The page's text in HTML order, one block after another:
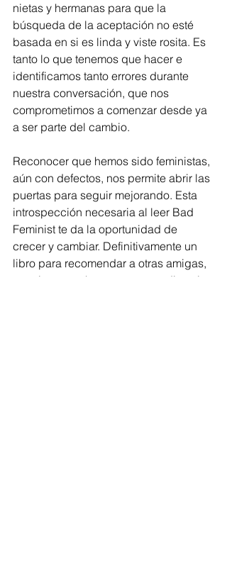
nietas y hermanas para que la
búsqueda de la aceptación no esté
basada en si es linda y viste rosita. Es
tanto lo que tenemos que hacer e
identificamos tanto errores durante
nuestra conversación, que nos
comprometimos a comenzar desde ya
a ser parte del cambio.
Reconocer que hemos sido feministas,
aún con defectos, nos permite abrir las
puertas para seguir mejorando. Esta
introspección necesaria al leer Bad
Feminist te da la oportunidad de
crecer y cambiar. Definitivamente un
libro para recomendar a otras amigas,
que tiene muchos temas para discutir